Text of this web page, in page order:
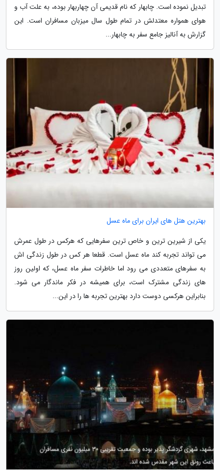
تبدیل نموده است. چابهار که نام قدیمی آن چهاربهار بوده، به علت آب و
هوای همواره معتدلش در تمام طول سال میزبان مسافران است. این
گزارش به آنالیز جامع سفر به چابهار...
بهترین هتل های ایران برای ماه عسل
یکی از شیرین ترین و خاص ترین سفرهایی که هرکس در طول عمرش
می تواند تجربه کند ماه عسل است. قطعا هر کس در طول زندگی اش
به سفرهای متعددی می رود اما خاطرات سفر ماه عسل، که اولین روز
های زندگی مشترک است، برای همیشه در فکر ماندگار می شود.
بنابراین هرکسی دوست دارد بهترین تجربه ها را در این...